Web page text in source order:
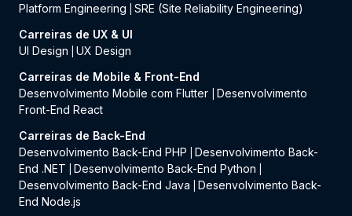
Platform Engineering
SRE (Site Reliability Engineering)
Carreiras de UX & UI
UI Design
UX Design
Carreiras de Mobile & Front-End
Desenvolvimento Mobile com Flutter
Desenvolvimento
Front-End React
Carreiras de Back-End
Desenvolvimento Back-End PHP
Desenvolvimento Back-
End .NET
Desenvolvimento Back-End Python
Desenvolvimento Back-End Java
Desenvolvimento Back-
End Node.js